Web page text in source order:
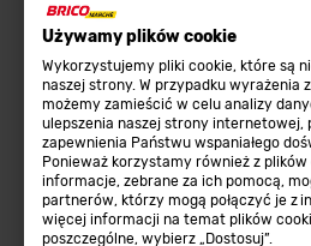
Używamy plików cookie
Wykorzystujemy pliki cookie, które są
naszej strony. W przypadku wyrażenia
możemy zamieścić w celu analizy
ulepszenia naszej strony internetowej,
zapewnienia Państwu wspaniałego
Ponieważ korzystamy również z
informacje, zebrane za ich pomocą,
partnerów, którzy mogą połączyć je z
więcej informacji na temat plików
poszczególne, wybierz „Dostosuj”.
Karma dla psa
Ogród
Farby wewnętrzne białe
Elektryka
Panele
Elektronarzędzia
Płytki